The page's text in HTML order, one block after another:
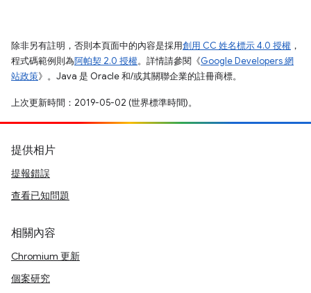
除非另有註明，否則本頁面中的內容是採用創用 CC 姓名標示 4.0 授權 ，
程式碼範例則為阿帕契 2.0 授權。詳情請參閱《Google Developers 網
站政策》。Java 是 Oracle 和/或其關聯企業的註冊商標。
上次更新時間：2019-05-02 (世界標準時間)。
提供相片
提報錯誤
查看已知問題
相關內容
Chromium 更新
個案研究